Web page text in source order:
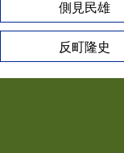
側見民雄
反町隆史